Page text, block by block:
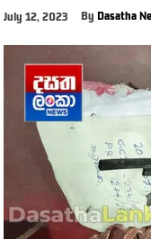
July 12, 2023 By Dasatha